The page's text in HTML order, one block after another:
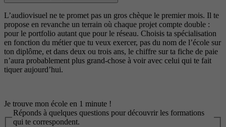
L’audiovisuel ne te promet pas un gros chèque le premier mois. Il te
propose en revanche un terrain où chaque projet compte double :
pour le portfolio autant que pour le réseau. Choisis ta spécialisation
en fonction du métier que tu veux exercer, pas du nom de l’école sur
ton diplôme, et dans deux ou trois ans, le chiffre sur ta fiche de paie
n’aura probablement plus grand-chose à voir avec celui qui te fait
tiquer aujourd’hui.
Je trouve mon école en 1 minute !
Réponds à quelques questions pour découvrir les formations
qui te correspondent.